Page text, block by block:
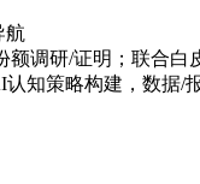
航
额调研/证明；联合
知策略构建，数据/